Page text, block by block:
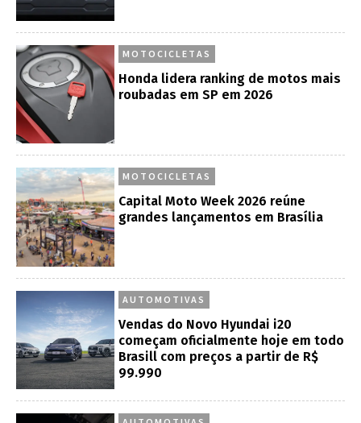
MOTOCICLETAS
Honda lidera ranking de motos mais
roubadas em SP em 2026
MOTOCICLETAS
Capital Moto Week 2026 reúne
grandes lançamentos em Brasília
AUTOMOTIVAS
Vendas do Novo Hyundai i20
começam oficialmente hoje em todo
Brasill com preços a partir de R$
99.990